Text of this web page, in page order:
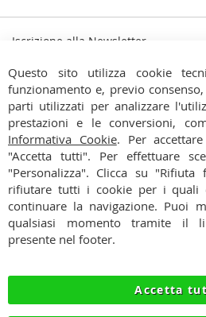
Iscrizione alla Newsletter
alla
nostra
Newsletter:
Ho preso visione dell'Informativa
CONTATTI
PRIVACY
RECESSO
Questo sito utilizza cookie
funzionamento e, previo
parti utilizzati per analizzare
prestazioni e le conversioni,
Informativa Cookie. Per
"Accetta tutti". Per effettuare
"Personalizza". Clicca su
rifiutare tutti i cookie per i quali
continuare la navigazione. Puoi
qualsiasi momento tramite il
presente nel footer.
Accetta